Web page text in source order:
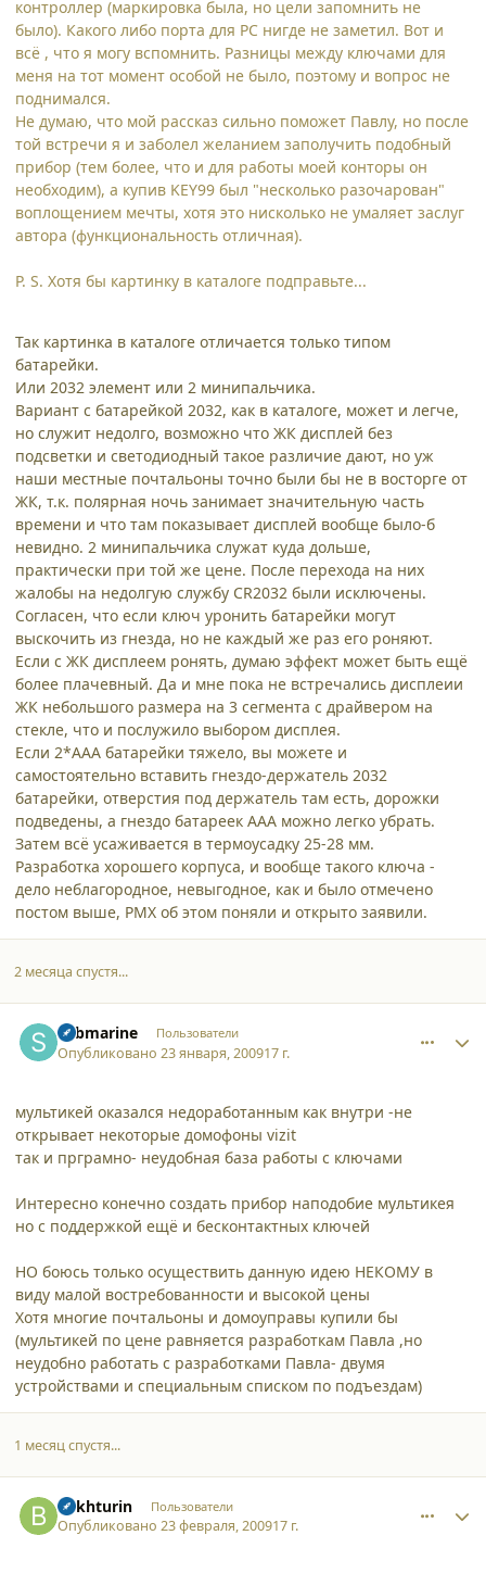
контроллер (маркировка была, но цели запомнить не
было). Какого либо порта для PC нигде не заметил. Вот и
всё , что я могу вспомнить. Разницы между ключами для
меня на тот момент особой не было, поэтому и вопрос не
поднимался.
Не думаю, что мой рассказ сильно поможет Павлу, но после
той встречи я и заболел желанием заполучить подобный
прибор (тем более, что и для работы моей конторы он
необходим), а купив KEY99 был "несколько разочарован"
воплощением мечты, хотя это нисколько не умаляет заслуг
автора (функциональность отличная).
P. S. Хотя бы картинку в каталоге подправьте...
Так картинка в каталоге отличается только типом
батарейки.
Или 2032 элемент или 2 минипальчика.
Вариант с батарейкой 2032, как в каталоге, может и легче,
но служит недолго, возможно что ЖК дисплей без
подсветки и светодиодный такое различие дают, но уж
наши местные почтальоны точно были бы не в восторге от
ЖК, т.к. полярная ночь занимает значительную часть
времени и что там показывает дисплей вообще было-б
невидно. 2 минипальчика служат куда дольше,
практически при той же цене. После перехода на них
жалобы на недолгую службу CR2032 были исключены.
Согласен, что если ключ уронить батарейки могут
выскочить из гнезда, но не каждый же раз его роняют.
Если с ЖК дисплеем ронять, думаю эффект может быть ещё
более плачевный. Да и мне пока не встречались дисплеии
ЖК небольшого размера на 3 сегмента с драйвером на
стекле, что и послужило выбором дисплея.
Если 2*ААА батарейки тяжело, вы можете и
самостоятельно вставить гнездо-держатель 2032
батарейки, отверстия под держатель там есть, дорожки
подведены, а гнездо батареек ААА можно легко убрать.
Затем всё усаживается в термоусадку 25-28 мм.
Разработка хорошего корпуса, и вообще такого ключа -
дело неблагородное, невыгодное, как и было отмечено
постом выше, РМХ об этом поняли и открыто заявили.
2 месяца спустя...
submarine Пользователи
Опубликовано23 января, 200917 г.
мультикей оказался недоработанным как внутри -не
открывает некоторые домофоны vizit
так и прграмно- неудобная база работы с ключами
Интересно конечно создать прибор наподобие мультикея
но с поддержкой ещё и бесконтактных ключей
НО боюсь только осуществить данную идею НЕКОМУ в
виду малой востребованности и высокой цены
Хотя многие почтальоны и домоуправы купили бы
(мультикей по цене равняется разработкам Павла ,но
неудобно работать с разработками Павла- двумя
устройствами и специальным списком по подъездам)
1 месяц спустя...
bakhturin Пользователи
Опубликовано23 февраля, 200917 г.